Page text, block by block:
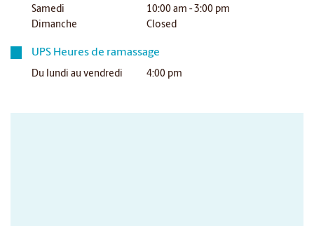
Samedi
10:00 am - 3:00 pm
Dimanche
Closed
UPS Heures de ramassage
Du lundi au vendredi 4:00 pm